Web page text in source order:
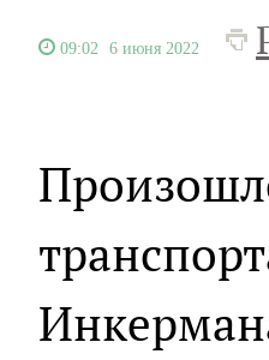
09:02 6 июня 2022